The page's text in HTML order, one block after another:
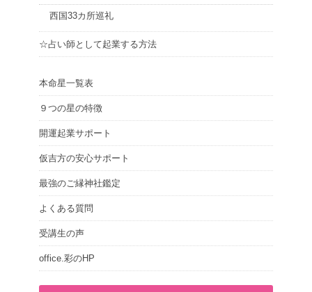
西国33カ所巡礼
☆占い師として起業する方法
本命星一覧表
９つの星の特徴
開運起業サポート
仮吉方の安心サポート
最強のご縁神社鑑定
よくある質問
受講生の声
office.彩のHP